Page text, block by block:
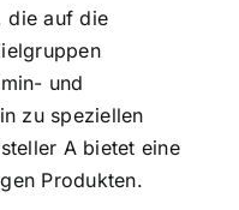
die auf die
und
zu speziellen
A bietet eine
Produkten.